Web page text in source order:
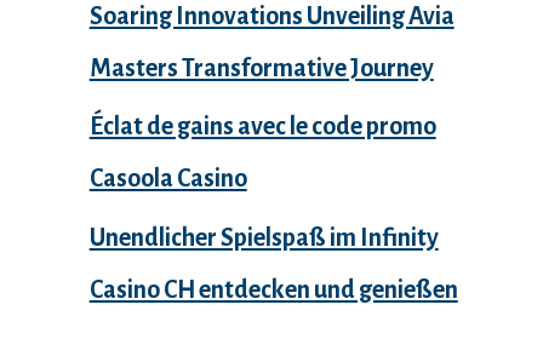
Soaring Innovations Unveiling Avia
Masters Transformative Journey
Éclat de gains avec le code promo
Casoola Casino
Unendlicher Spielspaß im Infinity
Casino CH entdecken und genießen